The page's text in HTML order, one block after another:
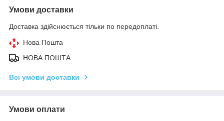
Умови доставки
Доставка здійснюється тільки по передоплаті.
Нова Пошта
НОВА ПОШТА
Всі умови доставки
Умови оплати